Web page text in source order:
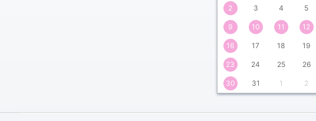
2 3 4 5
9 10 11 12
16 17 18 19
23 24 25 26
30 31 1 2